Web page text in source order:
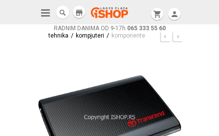
RADNIM DANIMA OD 9-17h 065 333 55 60
shopping_cart person
store
tehnika / kompjuteri / komponente